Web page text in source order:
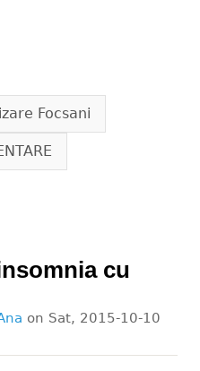
Focsani
cu
on Sat, 2015-10-10